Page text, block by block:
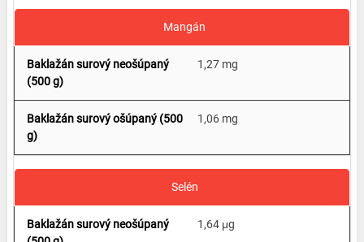
Mangán
1,27 mg
1,06 mg
Selén
1,64 μg